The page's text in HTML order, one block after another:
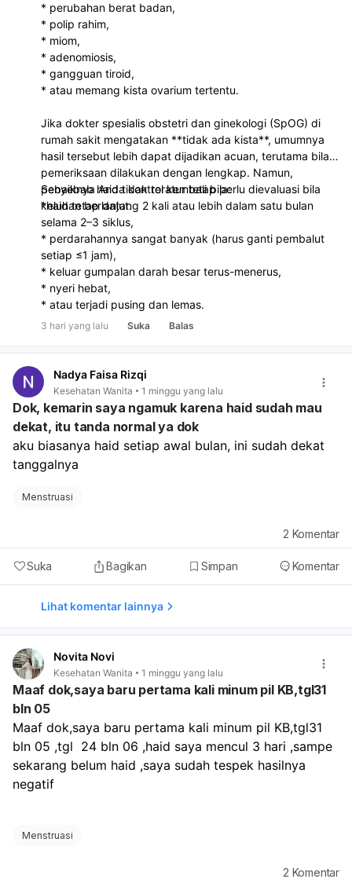
* perubahan berat badan,
* polip rahim,
* miom,
* adenomiosis,
* gangguan tiroid,
* atau memang kista ovarium tertentu.
Jika dokter spesialis obstetri dan ginekologi (SpOG) di
rumah sakit mengatakan **tidak ada kista**, umumnya
hasil tersebut lebih dapat dijadikan acuan, terutama bila
pemeriksaan dilakukan dengan lengkap. Namun,
penyebab haid tidak teratur tetap perlu dievaluasi bila
keluhan berlanjut.
Sebaiknya Anda kontrol kembali bila:
*haid tetap datang 2 kali atau lebih dalam satu bulan
selama 2–3 siklus,
* perdarahannya sangat banyak (harus ganti pembalut
setiap ≤1 jam),
* keluar gumpalan darah besar terus-menerus,
* nyeri hebat,
* atau terjadi pusing dan lemas.
3 hari yang lalu Suka Balas
Nadya Faisa Rizqi
Kesehatan Wanita 1 minggu yang lalu
Dok, kemarin saya ngamuk karena haid sudah mau
dekat, itu tanda normal ya dok
aku biasanya haid setiap awal bulan, ini sudah dekat
tanggalnya
Menstruasi
Suka Bagikan Simpan Komentar
2 Komentar
Lihat komentar lainnya
Novita Novi
Kesehatan Wanita 1 minggu yang lalu
Maaf dok,saya baru pertama kali minum pil KB,tgl31
bln 05
Maaf dok,saya baru pertama kali minum pil KB,tgl31
bln 05 ,tgl  24 bln 06 ,haid saya mencul 3 hari ,sampe
sekarang belum haid ,saya sudah tespek hasilnya
negatif
Menstruasi
2 Komentar